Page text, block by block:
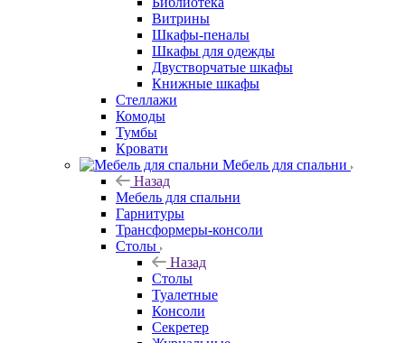
Витрины
Шкафы-пеналы
Шкафы для одежды
Двустворчатые шкафы
Книжные шкафы
Стеллажи
Комоды
Тумбы
Кровати
Мебель для спальни
Назад
Мебель для спальни
Гарнитуры
Трансформеры-консоли
Столы
Назад
Столы
Туалетные
Консоли
Секретер